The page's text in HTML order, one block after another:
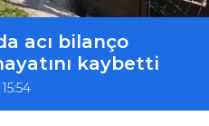
acı bilanço
kaybetti